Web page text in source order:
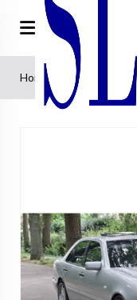
Home '' CARS ''